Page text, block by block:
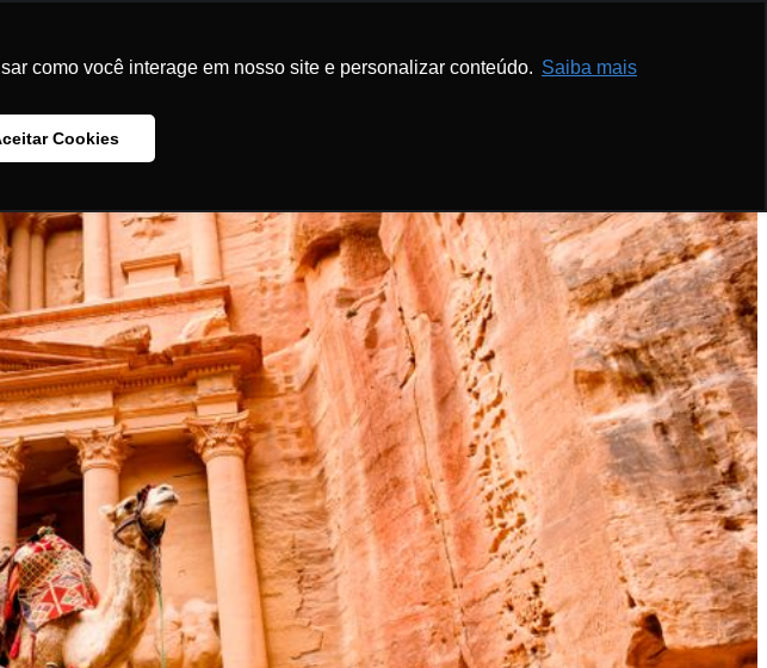
como você interage em nosso site e personalizar conteúdo. Saiba mais
Cookies